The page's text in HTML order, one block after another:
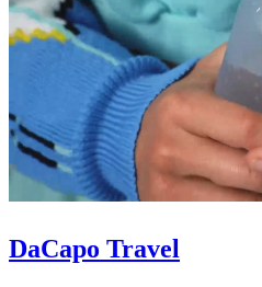
DaCapo Travel